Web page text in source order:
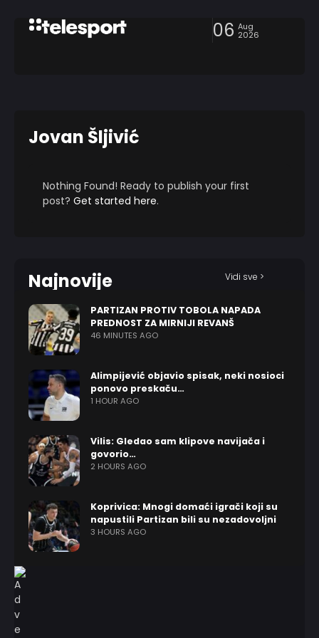
06 Aug
2026
Jovan Šljivić
Nothing Found! Ready to publish your first
post? Get started here.
Najnovije Vidi sve >
PARTIZAN PROTIV TOBOLA NAPADA
PREDNOST ZA MIRNIJI REVANŠ
46 MINUTES AGO
Alimpijević objavio spisak, neki nosioci
ponovo preskaču…
1 HOUR AGO
Vilis: Gledao sam klipove navijača i
govorio…
2 HOURS AGO
Koprivica: Mnogi domaći igrači koji su
napustili Partizan bili su nezadovoljni
3 HOURS AGO